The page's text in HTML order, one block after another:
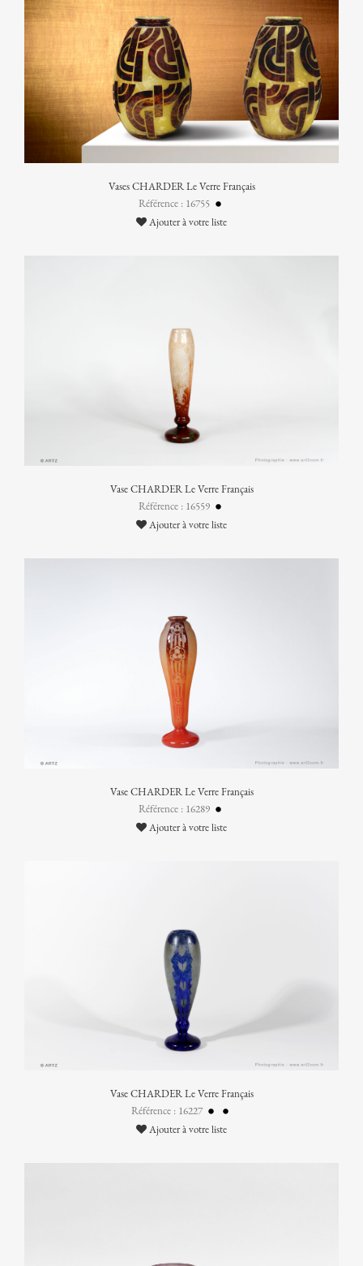
Vases CHARDER Le Verre Français
Référence : 16755
Ajouter à votre liste
Vase CHARDER Le Verre Français
Référence : 16559
Ajouter à votre liste
Vase CHARDER Le Verre Français
Référence : 16289
Ajouter à votre liste
Vase CHARDER Le Verre Français
Référence : 16227
Ajouter à votre liste